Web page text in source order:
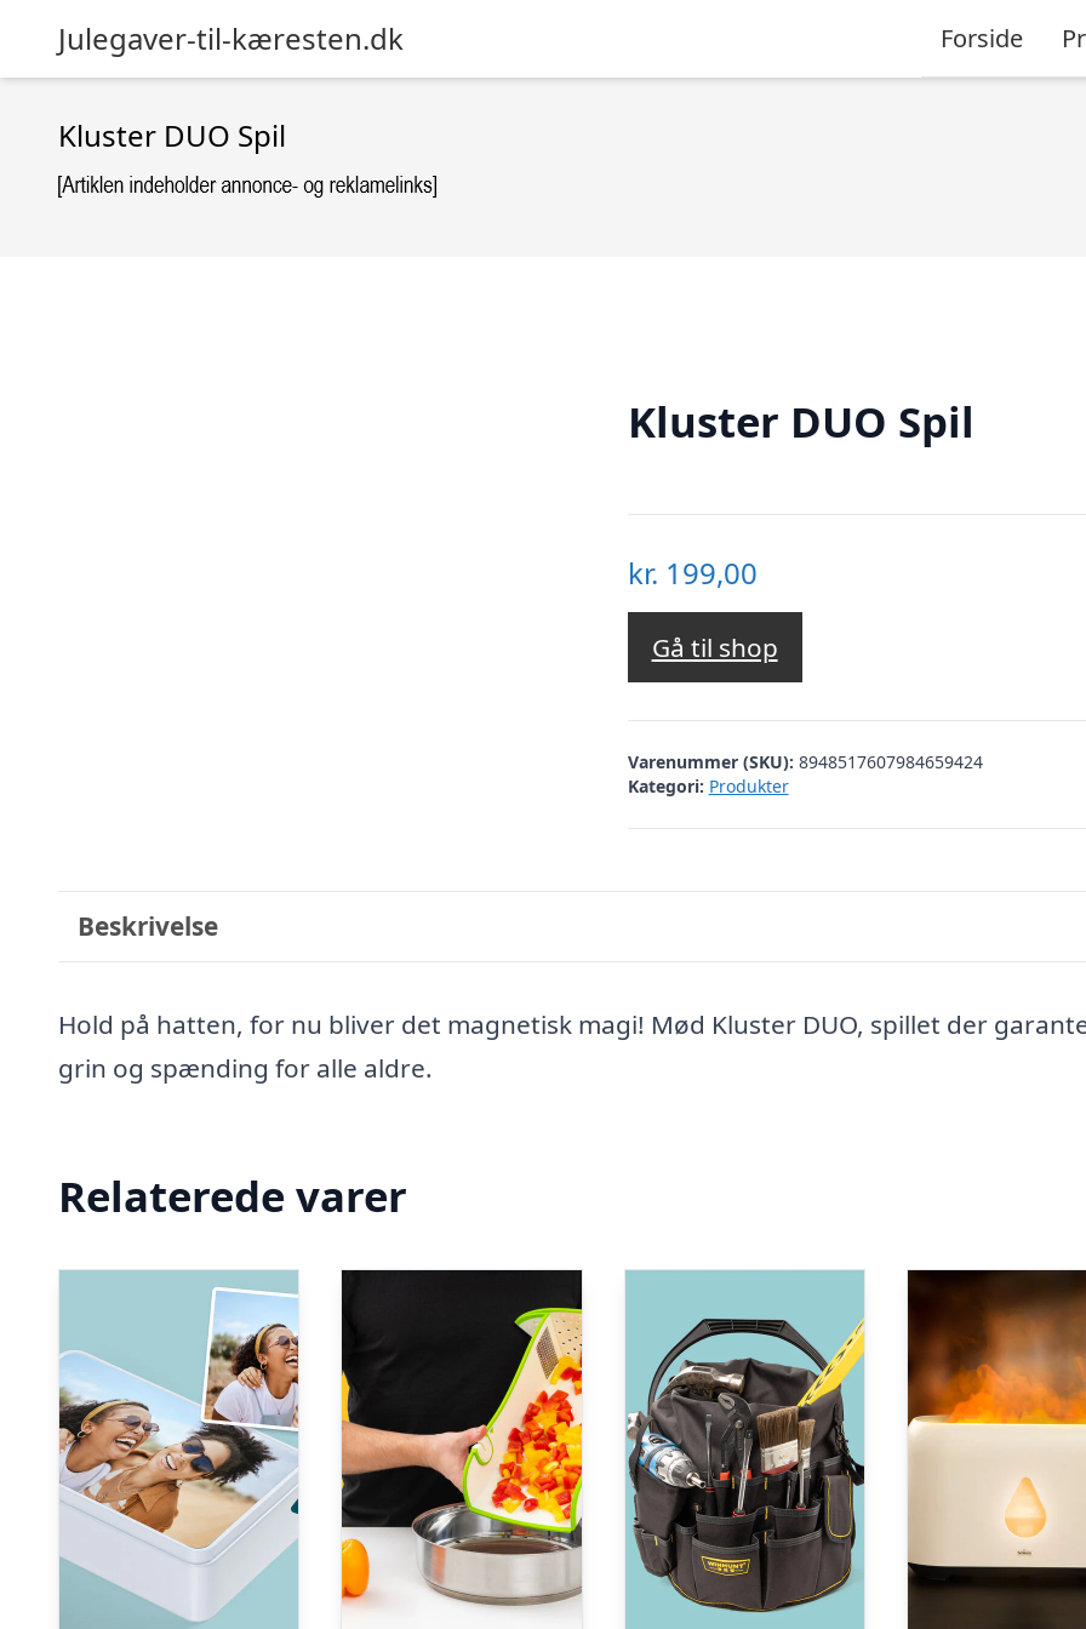
Julegaver-til-kæresten.dk Forside
Kluster DUO Spil
Kluster DUO Spil
kr. 199,00
Gå til shop
Varenummer (SKU): 8948517607984659424
Kategori: Produkter
Beskrivelse
Hold på hatten, for nu bliver det magnetisk magi! Mød Kluster DUO, spillet der
grin og spænding for alle aldre.
Relaterede varer